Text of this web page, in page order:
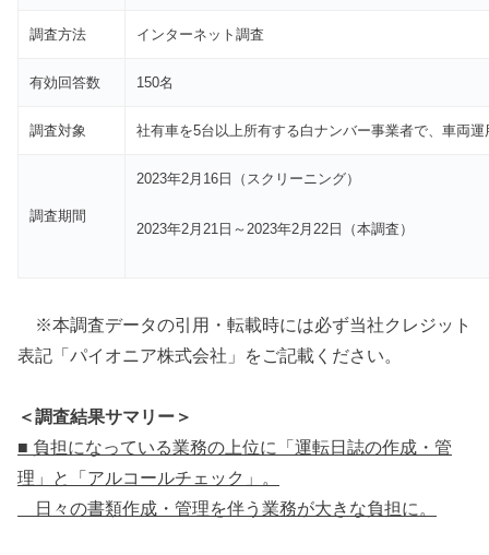
調査方法 インターネット調査
有効回答数 150名
調査対象 社有車を5台以上所有する白ナンバー事業者で、車両
調査期間
2023年2月16日（スクリーニング）
2023年2月21日～2023年2月22日（本調査）
※本調査データの引用・転載時には必ず当社クレジット
表記「パイオニア株式会社」をご記載ください。
＜調査結果サマリー＞
■ 負担になっている業務の上位に「運転日誌の作成・管
理」と「アルコールチェック」。
日々の書類作成・管理を伴う業務が大きな負担に。